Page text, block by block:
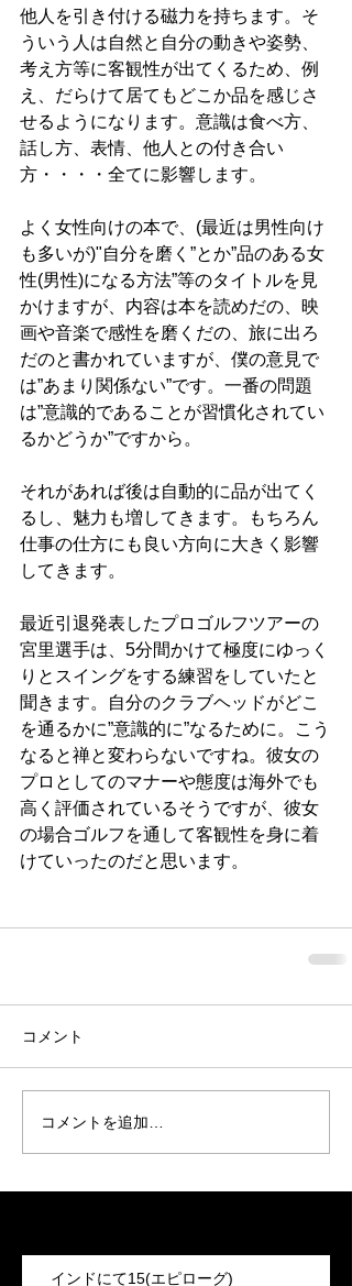
他人を引き付ける磁力を持ちます。そ
ういう人は自然と自分の動きや姿勢、
考え方等に客観性が出てくるため、例
え、だらけて居てもどこか品を感じさ
せるようになります。意識は食べ方、
話し方、表情、他人との付き合い
方・・・・全てに影響します。
よく女性向けの本で、(最近は男性向け
も多いが)"自分を磨く”とか”品のある女
性(男性)になる方法”等のタイトルを見
かけますが、内容は本を読めだの、映
画や音楽で感性を磨くだの、旅に出ろ
だのと書かれていますが、僕の意見で
は”あまり関係ない”です。一番の問題
は”意識的であることが習慣化されてい
るかどうか”ですから。
それがあれば後は自動的に品が出てく
るし、魅力も増してきます。もちろん
仕事の仕方にも良い方向に大きく影響
してきます。
最近引退発表したプロゴルフツアーの
宮里選手は、5分間かけて極度にゆっく
りとスイングをする練習をしていたと
聞きます。自分のクラブヘッドがどこ
を通るかに”意識的に”なるために。こう
なると禅と変わらないですね。彼女の
プロとしてのマナーや態度は海外でも
高く評価されているそうですが、彼女
の場合ゴルフを通して客観性を身に着
けていったのだと思います。
コメント
コメントを追加…
インドにて15(エピローグ)